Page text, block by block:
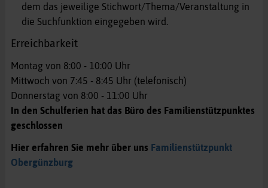
dem das jeweilige Stichwort/Thema/Veranstaltung in
die Suchfunktion eingegeben wird.
Erreichbarkeit
Montag von 8:00 - 10:00 Uhr
Mittwoch von 7:45 - 8:45 Uhr (telefonisch)
Donnerstag von 8:00 - 11:00 Uhr
In den Schulferien hat das Büro des Familienstützpunktes
geschlossen
Hier erfahren Sie mehr über uns Familienstützpunkt
Obergünzburg